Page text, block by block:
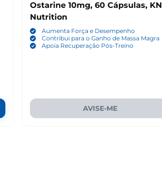
Ostarine 10mg, 60 Cápsulas, KN
Nutrition
Aumenta Força e Desempenho
Contribui para o Ganho de Massa Magra
Apoia Recuperação Pós-Treino
AVISE-ME